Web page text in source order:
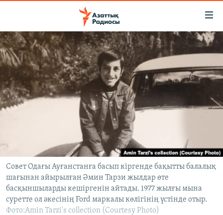
Skip
to
main
content
Skip
to
main
Search
ЖАҢАЛЫҚТАР
САЯСАТ
AZATTYQTV
ҚАҢТАР ОҚИҒАСЫ
АДАМ ҚҰҚЫҚТАРЫ
АРНАЙЫ ЖОБАЛАР
Русский
Совет Одағы Ауғанстанға басып кіргенде бақытты балалық
шағынан айырылған Әмин Тарзи жылдар өте
басқыншыларды кешіргенін айтады. 1977 жылғы мына
суретте ол әкесінің Ford маркалы көлігінің үстінде отыр.
Фото:Amin Tarzi's collection (Courtesy Photo)